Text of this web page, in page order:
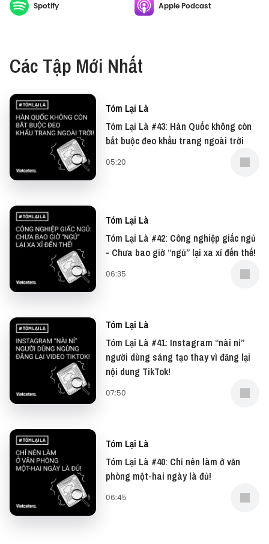
Spotify Apple Podcast
Các Tập Mới Nhất
Tóm Lại Là
Tóm Lại Là #43: Hàn Quốc không còn
bắt buộc đeo khẩu trang ngoài trời
05:20
Tóm Lại Là
Tóm Lại Là #42: Công nghiệp giấc ngủ
- Chưa bao giờ “ngủ” lại xa xỉ đến thế!
06:35
Tóm Lại Là
Tóm Lại Là #41: Instagram “nài nỉ”
người dùng sáng tạo thay vì đăng lại
nội dung TikTok!
07:50
Tóm Lại Là
Tóm Lại Là #40: Chỉ nên làm ở văn
phòng một-hai ngày là đủ!
06:45